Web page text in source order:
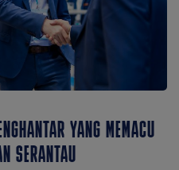
YANG MEMACU
SERANTAU